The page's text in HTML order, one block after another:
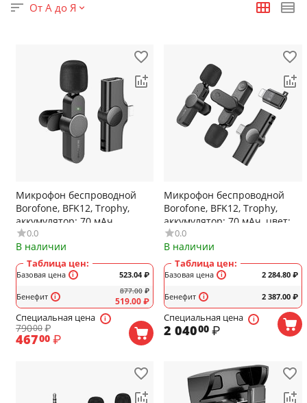
От А до Я
Микрофон беспроводной
Borofone, BFK12, Trophy,
аккумулятор: 70 мАч,
ресивер с 8 pin
коннектором, цвет: чёрный
0.0
В наличии
Таблица цен:
Базовая цена
Бенефит
523.04₽
877.00 ₽
519.00₽
Специальная цена
79000 ₽
46700 ₽
Микрофон беспроводной
Borofone, BFK12, Trophy,
аккумулятор: 70 мАч, цвет:
чёрный
0.0
В наличии
Таблица цен:
Базовая цена
Бенефит
2 284.80₽
2 387.00₽
Специальная цена
2 04000 ₽